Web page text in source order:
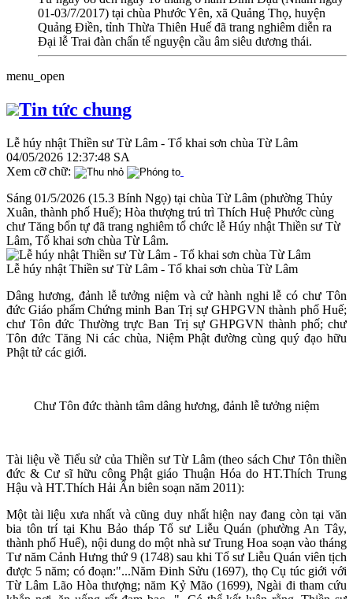
01-03/7/2017) tại chùa Phước Yên, xã Quảng Thọ, huyện
Quảng Điền, tỉnh Thừa Thiên Huế đã trang nghiêm diễn ra
Đại lễ Trai đàn chẩn tế nguyện cầu âm siêu dương thái.
menu_open
Tin tức chung
Lễ húy nhật Thiền sư Từ Lâm - Tổ khai sơn chùa Từ Lâm
04/05/2026 12:37:48 SA
Xem cỡ chữ:
Sáng 01/5/2026 (15.3 Bính Ngọ) tại chùa Từ Lâm (phường Thủy
Xuân, thành phố Huế); Hòa thượng trú trì Thích Huệ Phước cùng
chư Tăng bổn tự đã trang nghiêm tổ chức lễ Húy nhật Thiền sư Từ
Lâm, Tổ khai sơn chùa Từ Lâm.
Lễ húy nhật Thiền sư Từ Lâm - Tổ khai sơn chùa Từ Lâm
Dâng hương, đảnh lễ tưởng niệm và cử hành nghi lễ có chư Tôn
đức Giáo phẩm Chứng minh Ban Trị sự GHPGVN thành phố Huế;
chư Tôn đức Thường trực Ban Trị sự GHPGVN thành phố; chư
Tôn đức Tăng Ni các chùa, Niệm Phật đường cùng quý đạo hữu
Phật tử các giới.
Chư Tôn đức thành tâm dâng hương, đảnh lễ tưởng niệm
Tài liệu về Tiểu sử của Thiền sư Từ Lâm (theo sách Chư Tôn thiền
đức & Cư sĩ hữu công Phật giáo Thuận Hóa do HT.Thích Trung
Hậu và HT.Thích Hải Ấn biên soạn năm 2011):
Một tài liệu xưa nhất và cũng duy nhất hiện nay đang còn tại văn
bia tôn trí tại Khu Bảo tháp Tổ sư Liễu Quán (phường An Tây,
thành phố Huế), nội dung do một nhà sư Trung Hoa soạn vào tháng
Tư năm Cảnh Hưng thứ 9 (1748) sau khi Tổ sư Liễu Quán viên tịch
được 5 năm; có đoạn:"...Năm Đinh Sửu (1697), thọ Cụ túc giới với
Từ Lâm Lão Hòa thượng; năm Kỷ Mão (1699), Ngài đi tham cứu